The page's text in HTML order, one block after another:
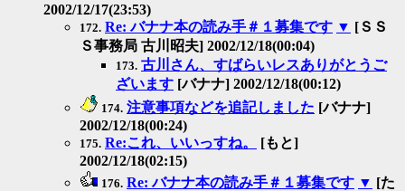
2002/12/17(23:53)
172. Re: バナナ本の読み手＃１募集です ▼ [ＳＳ
Ｓ事務局 古川昭夫] 2002/12/18(00:04)
173. 古川さん、すばらいレスありがとうご
ざいます [バナナ] 2002/12/18(00:12)
174. 注意事項などを追記しました [バナナ]
2002/12/18(00:24)
175. Re:これ、いいっすね。
[もと]
2002/12/18(02:15)
176. Re: バナナ本の読み手＃１募集です ▼ [た